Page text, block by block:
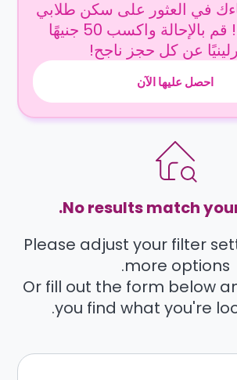
في العثور على سكن طلابي
يحبونه حقًا! قم بالإحالة واكسب 50 جنيهًا
عن كل حجز ناجح!
احصل عليها الآن
No results match
Please adjust your filter
more options.
Or fill out the form below
you find what you're